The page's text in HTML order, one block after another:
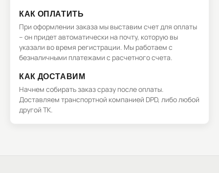
КАК ОПЛАТИТЬ
При оформлении заказа мы выставим счет для оплаты
– он придет автоматически на почту, которую вы
указали во время регистрации. Мы работаем с
безналичными платежами с расчетного счета.
КАК ДОСТАВИМ
Начнем собирать заказ сразу после оплаты.
Доставляем транспортной компанией DPD, либо любой
другой ТК.